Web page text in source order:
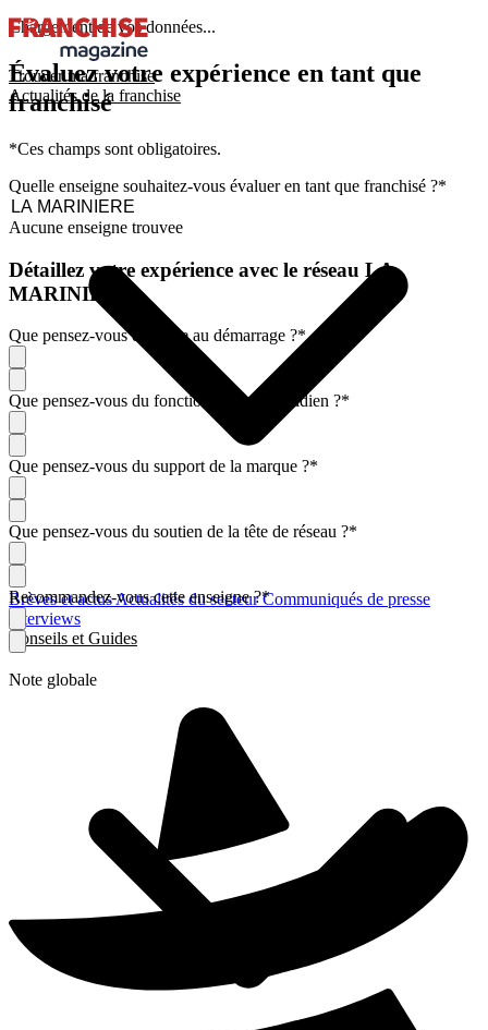
Trouver ma franchise
Actualités de la franchise
Brèves et actusActualités du secteurCommuniqués de presse
Interviews
Conseils et Guides
Chargement de vos données...
Évaluez votre expérience en tant que
franchisé
*Ces champs sont obligatoires.
Quelle enseigne souhaitez-vous évaluer en tant que franchisé ?*
Aucune enseigne trouvee
Détaillez votre expérience avec le réseau LA
MARINIERE
Que pensez-vous de l'aide au démarrage ?*
Que pensez-vous du fonctionnement quotidien ?*
Que pensez-vous du support de la marque ?*
Que pensez-vous du soutien de la tête de réseau ?*
Recommandez-vous cette enseigne ?*
Note globale